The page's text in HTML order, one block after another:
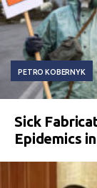
PETRO KOBERNYK
Sick
Epidemics